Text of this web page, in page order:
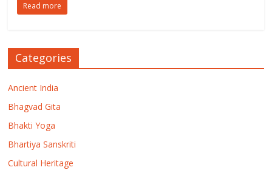
Read more
Categories
Ancient India
Bhagvad Gita
Bhakti Yoga
Bhartiya Sanskriti
Cultural Heritage